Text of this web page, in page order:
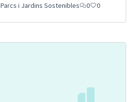
Parcs i Jardins Sostenibles 0 0